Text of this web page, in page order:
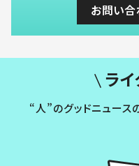
お問い
ライ
“人”のグッドニュース